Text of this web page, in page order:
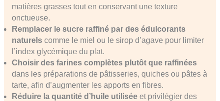
matières grasses tout en conservant une texture
onctueuse.
Remplacer le sucre raffiné par des édulcorants
naturelscomme le miel ou le sirop d’agave pour limiter
l’index glycémique du plat.
Choisir des farines complètes plutôt que raffinées
dans les préparations de pâtisseries, quiches ou pâtes à
tarte, afin d’augmenter les apports en fibres.
Réduire la quantité d’huile utiliséeet privilégier des